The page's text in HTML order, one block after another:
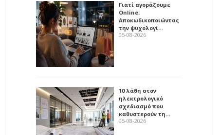
Γιατί αγοράζουμε
Online;
Αποκωδικοποιώντας
την ψυχολογί…
05-08-2026
10 λάθη στον
ηλεκτρολογικό
σχεδιασμό που
καθυστερούν τη…
05-08-2026